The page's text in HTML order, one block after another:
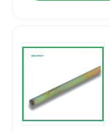
Produk
Tentang kami